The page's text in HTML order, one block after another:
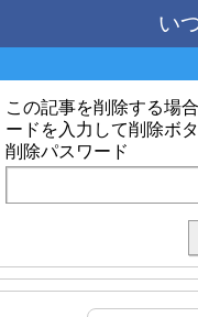
い
この記事を削除する場
ードを入力して削除ボ
削除パスワード